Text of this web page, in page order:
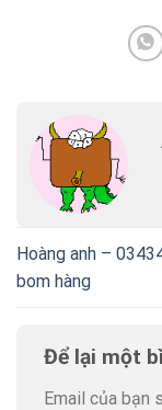
Hoàng anh –
bom hàng
Để lại một
Email của bạn